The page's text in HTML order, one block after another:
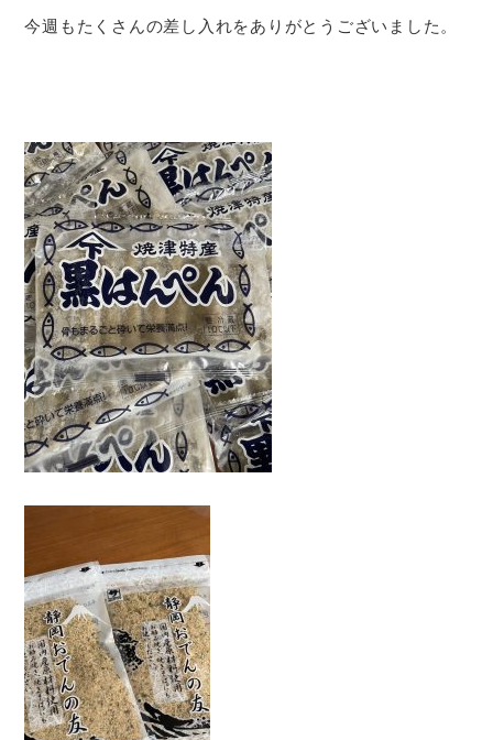
今週もたくさんの差し入れをありがとうございました。